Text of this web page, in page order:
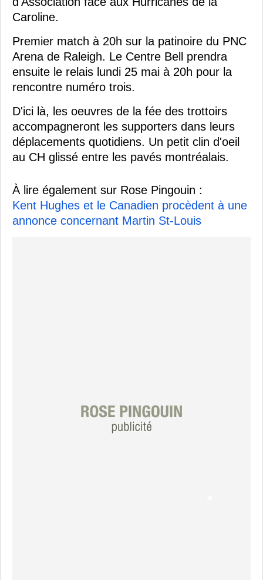
Caroline.
Premier match à 20h sur la patinoire du PNC
Arena de Raleigh. Le Centre Bell prendra
ensuite le relais lundi 25 mai à 20h pour la
rencontre numéro trois.
D'ici là, les oeuvres de la fée des trottoirs
accompagneront les supporters dans leurs
déplacements quotidiens. Un petit clin d'oeil
au CH glissé entre les pavés montréalais.
À lire également sur Rose Pingouin :
Kent Hughes et le Canadien procèdent à une
annonce concernant Martin St-Louis